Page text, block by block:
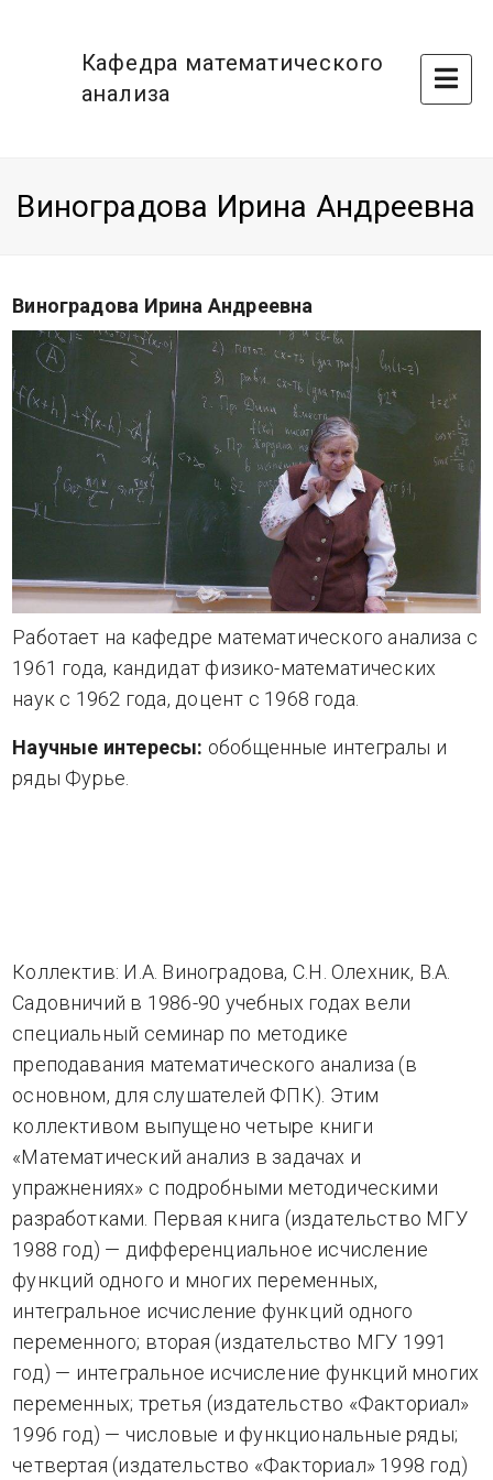
Кафедра математического
анализа
Виноградова Ирина Андреевна
Виноградова Ирина Андреевна
Работает на кафедре математического анализа с
1961 года, кандидат физико-математических
наук с 1962 года, доцент с 1968 года.
Научные интересы: обобщенные интегралы и
ряды Фурье.
Коллектив: И.А. Виноградова, С.Н. Олехник, В.А.
Садовничий в 1986-90 учебных годах вели
специальный семинар по методике
преподавания математического анализа (в
основном, для слушателей ФПК). Этим
коллективом выпущено четыре книги
«Математический анализ в задачах и
упражнениях» с подробными методическими
разработками. Первая книга (издательство МГУ
1988 год) — дифференциальное исчисление
функций одного и многих переменных,
интегральное исчисление функций одного
переменного; вторая (издательство МГУ 1991
год) — интегральное исчисление функций многих
переменных; третья (издательство «Факториал»
1996 год) — числовые и функциональные ряды;
четвертая (издательство «Факториал» 1998 год)